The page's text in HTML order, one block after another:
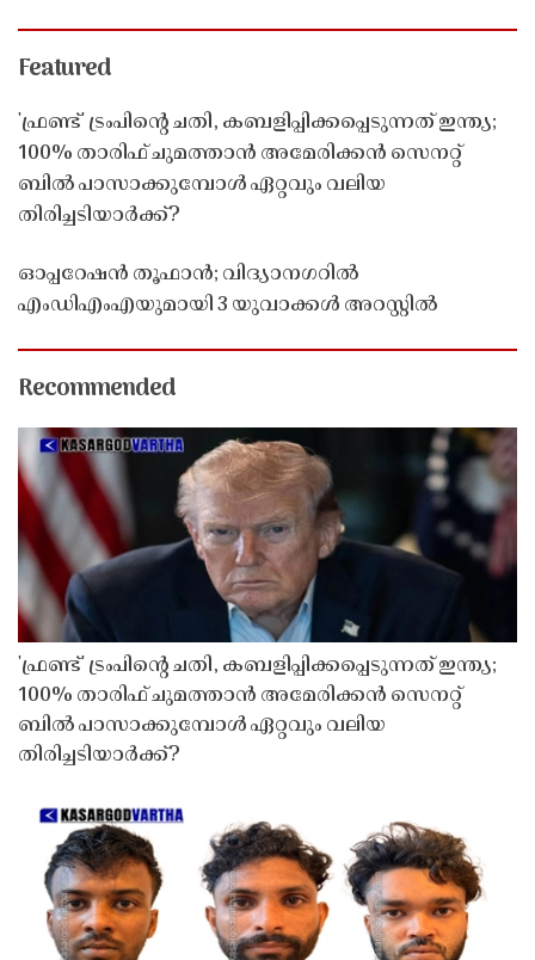
Featured
'ഫ്രണ്ട്' ട്രംപിന്റെ ചതി, കബളിപ്പിക്കപ്പെടുന്നത് ഇന്ത്യ;
100% താരിഫ് ചുമത്താൻ അമേരിക്കൻ സെനറ്റ്
ബിൽ പാസാക്കുമ്പോൾ ഏറ്റവും വലിയ
തിരിച്ചടിയാർക്ക്?
ഓപ്പറേഷൻ തൂഫാൻ; വിദ്യാനഗറിൽ
എംഡിഎംഎയുമായി 3 യുവാക്കൾ അറസ്റ്റിൽ
Recommended
'ഫ്രണ്ട്' ട്രംപിന്റെ ചതി, കബളിപ്പിക്കപ്പെടുന്നത് ഇന്ത്യ;
100% താരിഫ് ചുമത്താൻ അമേരിക്കൻ സെനറ്റ്
ബിൽ പാസാക്കുമ്പോൾ ഏറ്റവും വലിയ
തിരിച്ചടിയാർക്ക്?